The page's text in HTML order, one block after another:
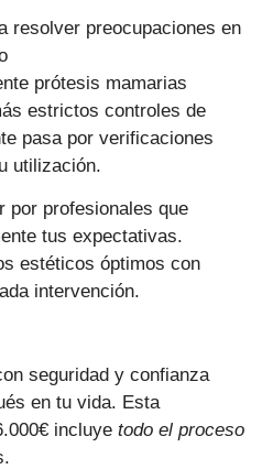
resolver preocupaciones en
prótesis mamarias
estrictos controles de
pasa por verificaciones
utilización.
por profesionales que
tus expectativas.
estéticos óptimos con
intervención.
seguridad y confianza
en tu vida. Esta
incluye todo el proceso